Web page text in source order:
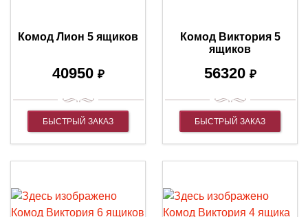
Комод Лион 5 ящиков
40950 ₽
БЫСТРЫЙ ЗАКАЗ
Комод Виктория 5
ящиков
56320 ₽
БЫСТРЫЙ ЗАКАЗ